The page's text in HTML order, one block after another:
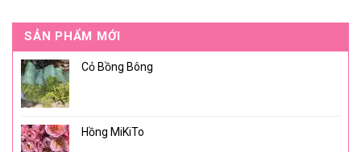
SẢN PHẨM MỚI
Cỏ Bồng Bông
Hồng MiKiTo